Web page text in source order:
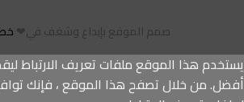
صمم الموقع بإبداع وشغف في❤
يستخدم هذا الموقع ملفات تعريف الارتباط
أفضل. من خلال تصفح هذا الموقع ، فإنك